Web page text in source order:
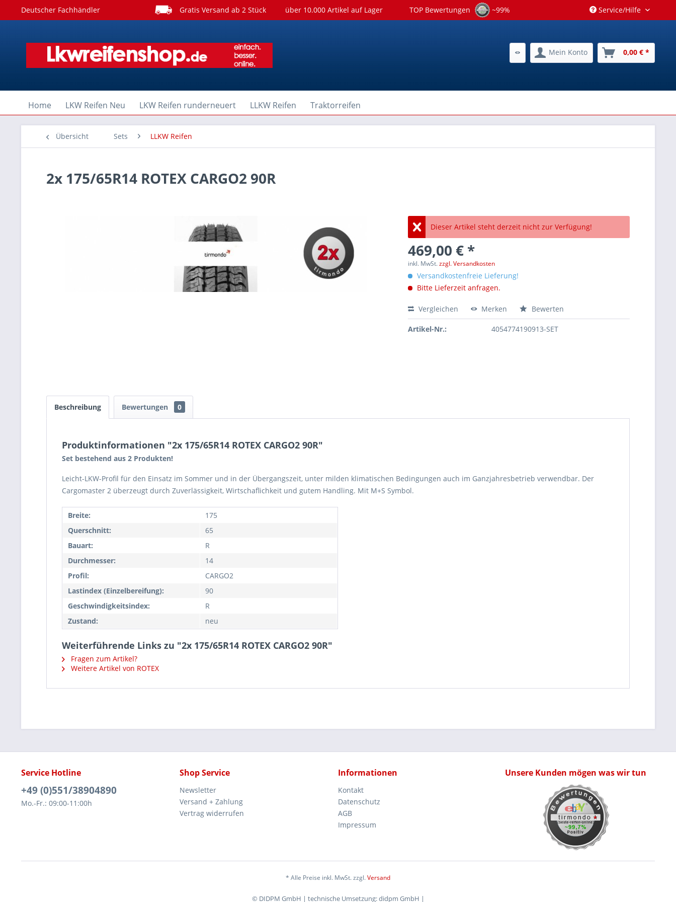
Deutscher Fachhändler Gratis Versand ab 2 Stück über 10.000 Artikel auf Lager TOP Bewertungen ~99% Service/Hilfe
Mein Konto 0,00 € *
Home LKW Reifen Neu LKW Reifen runderneuert LLKW Reifen Traktorreifen
Übersicht Sets LLKW Reifen
2x 175/65R14 ROTEX CARGO2 90R
Dieser Artikel steht derzeit nicht zur Verfügung!
469,00 € *
inkl. MwSt.zzgl. Versandkosten
Versandkostenfreie Lieferung!
Bitte Lieferzeit anfragen.
Vergleichen Merken Bewerten
Artikel-Nr.: 4054774190913-SET
Beschreibung Bewertungen 0
Produktinformationen "2x 175/65R14 ROTEX CARGO2 90R"
Set bestehend aus 2 Produkten!
Leicht-LKW-Profil für den Einsatz im Sommer und in der Übergangszeit, unter milden klimatischen Bedingungen auch im Ganzjahresbetrieb verwendbar. Der
Cargomaster 2 überzeugt durch Zuverlässigkeit, Wirtschaflichkeit und gutem Handling. Mit M+S Symbol.
Breite:
175
Querschnitt:
65
Bauart:
R
Durchmesser:
14
Profil:
CARGO2
Lastindex (Einzelbereifung):
90
Geschwindigkeitsindex:
R
Zustand:
neu
Weiterführende Links zu "2x 175/65R14 ROTEX CARGO2 90R"
Fragen zum Artikel?
Weitere Artikel von ROTEX
Service Hotline
+49 (0)551/38904890
Mo.-Fr.: 09:00-11:00h
Shop Service
Newsletter
Versand + Zahlung
Vertrag widerrufen
Informationen
Kontakt
Datenschutz
AGB
Impressum
Unsere Kunden mögen was wir tun
* Alle Preise inkl. MwSt. zzgl.Versand
© DIDPM GmbH | technische Umsetzung: didpm GmbH |